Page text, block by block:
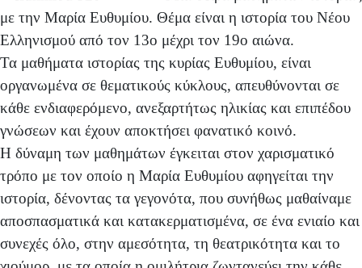
με την Μαρία Ευθυμίου. Θέμα είναι η ιστορία του Νέου
Ελληνισμού από τον 13ο μέχρι τον 19ο αιώνα.
Τα μαθήματα ιστορίας της κυρίας Ευθυμίου, είναι
οργανωμένα σε θεματικούς κύκλους, απευθύνονται σε
κάθε ενδιαφερόμενο, ανεξαρτήτως ηλικίας και επιπέδου
γνώσεων και έχουν αποκτήσει φανατικό κοινό.
Η δύναμη των μαθημάτων έγκειται στον χαρισματικό
τρόπο με τον οποίο η Μαρία Ευθυμίου αφηγείται την
ιστορία, δένοντας τα γεγονότα, που συνήθως μαθαίναμε
αποσπασματικά και κατακερματισμένα, σε ένα ενιαίο και
συνεχές όλο, στην αμεσότητα, τη θεατρικότητα και το